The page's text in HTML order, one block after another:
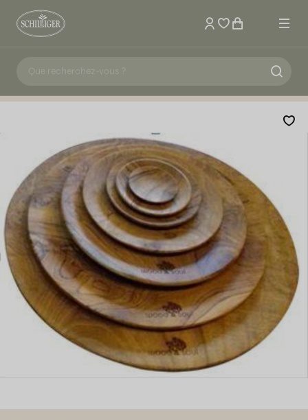
Mon compte